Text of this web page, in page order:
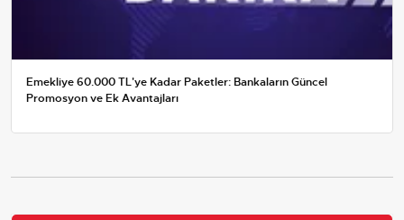
Emekliye 60.000 TL'ye Kadar Paketler: Bankaların Güncel
Promosyon ve Ek Avantajları